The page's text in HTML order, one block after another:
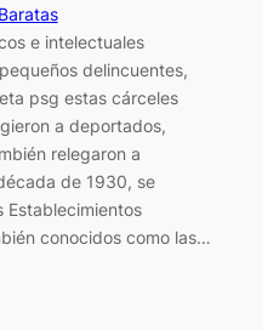
e intelectuales
delincuentes,
psg estas cárceles
a deportados,
relegaron a
de 1930, se
Establecimientos
conocidos como las…